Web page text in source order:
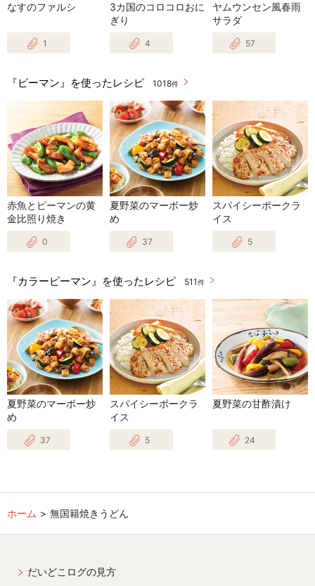
なすのファルシ
1
3カ国のコロコロおに
ぎり
4
ヤムウンセン風春雨
サラダ
57
『ピーマン』を使ったレシピ 1018件
赤魚とピーマンの黄
金比照り焼き
0
夏野菜のマーボー炒
め
37
スパイシーポークラ
イス
5
『カラーピーマン』を使ったレシピ 511 件
夏野菜のマーボー炒
め
37
スパイシーポークラ
イス
5
夏野菜の甘酢漬け
24
ホーム 無国籍焼きうどん
だいどこログの見方